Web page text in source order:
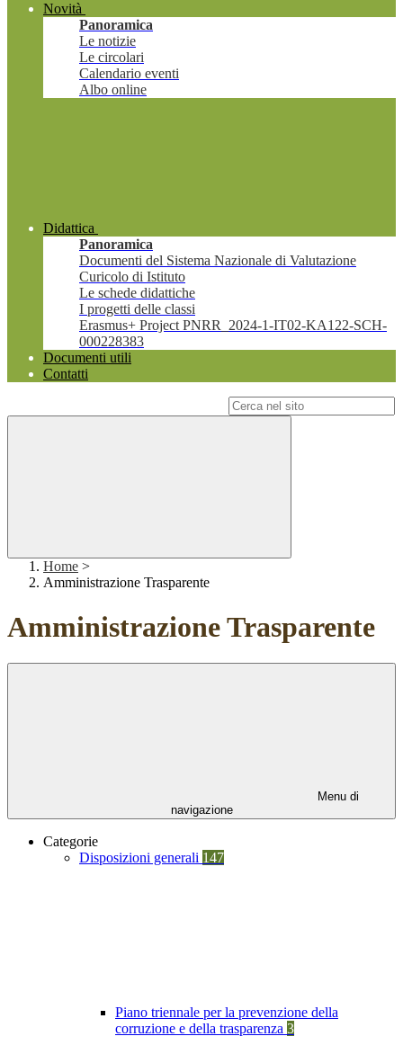
Novità
Panoramica
Le notizie
Le circolari
Calendario eventi
Albo online
Didattica
Panoramica
Documenti del Sistema Nazionale di Valutazione
Curicolo di Istituto
Le schede didattiche
I progetti delle classi
Erasmus+ Project PNRR_2024-1-IT02-KA122-SCH-
000228383
Documenti utili
Contatti
Home >
Amministrazione Trasparente
Amministrazione Trasparente
Menu di
navigazione
Categorie
Disposizioni generali 147
Piano triennale per la prevenzione della
corruzione e della trasparenza 3